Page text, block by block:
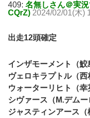
409: 名無しさん＠実
CQrZ) 2024/02/01(木)
出走12頭確定
インザモーメント（鮫
ヴェロキラプトル（西
ウォーターリヒト（幸
シヴァース（M.デムー
ジャスティンアース（